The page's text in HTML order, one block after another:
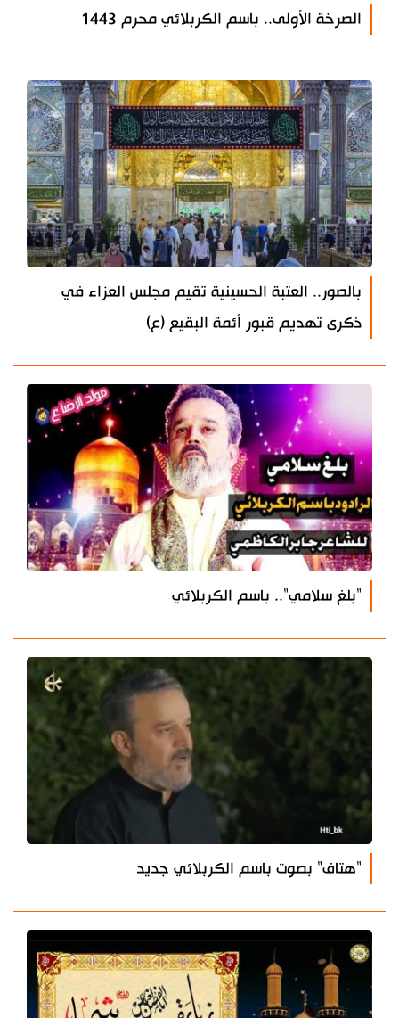
الصرخة الأولى.. باسم الكربلائي محرم 1443
بالصور.. العتبة الحسينية تقيم مجلس العزاء في
ذكرى تهديم قبور أئمة البقيع (ع)
"بلغ سلامي".. باسم الكربلائي
"هتاف" بصوت باسم الكربلائي جديد